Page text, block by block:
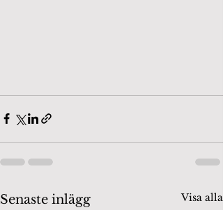
Senaste inlägg Visa alla